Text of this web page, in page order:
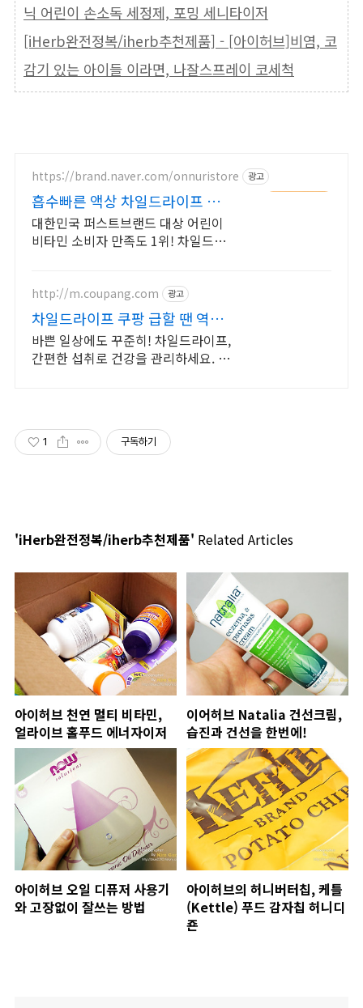
닉 어린이 손소독 세정제, 포밍 세니타이저
[iHerb완전정복/iherb추천제품] - [아이허브]비염, 코
감기 있는 아이들 이라면, 나잘스프레이 코세척
https://brand.naver.com/onnuristore 광고
흡수빠른 액상 차일드라이프 흡수
빠른 액상형 영양제
대한민국 퍼스트브랜드 대상 어린이
비타민 소비자 만족도 1위! 차일드라
http://m.coupang.com 광고
차일드라이프 쿠팡 급할 땐 역시
로켓배송
바쁜 일상에도 꾸준히! 차일드라이프,
간편한 섭취로 건강을 관리하세요. 영
1 구독하기
'iHerb완전정복/iherb추천제품' Related Articles
아이허브 천연 멀티 비타민,
얼라이브 홀푸드 에너자이저
이어허브 Natalia 건선크림,
습진과 건선을 한번에!
아이허브 오일 디퓨저 사용기
와 고장없이 잘쓰는 방법
아이허브의 허니버터칩, 케틀
(Kettle) 푸드 감자칩 허니디
죤